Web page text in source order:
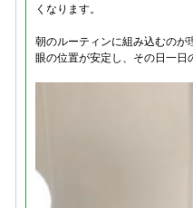
くなります。
朝のルーティンに組み込むのが
眼の位置が安定し、その日一日